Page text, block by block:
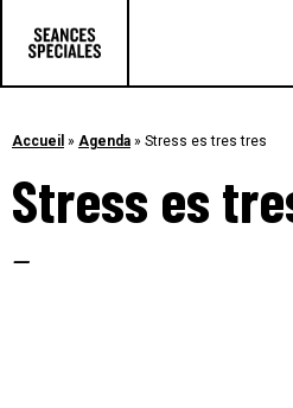
Les
Accueil » Agenda » Stress es tres tres
Stress es
–